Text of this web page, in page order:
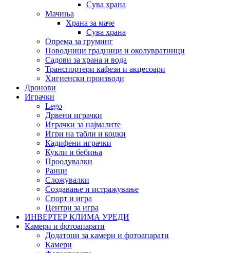
Сува храна
Мачиња
Храна за маче
Сува храна
Опрема за груминг
Поводници градници и околувратници
Садови за храна и вода
Транспортери кафези и акцесоари
Хигиенски производи
Дронови
Играчки
Lego
Дрвени играчки
Играчки за најмалите
Игри на табли и коцки
Кадифени играчки
Кукли и бебиња
Проодувалки
Ранци
Сложувалки
Создавање и истражување
Спорт и игра
Центри за игра
ИНВЕРТЕР КЛИМА УРЕДИ
Камери и фотоапарати
Додатоци за камери и фотоапарати
Камери